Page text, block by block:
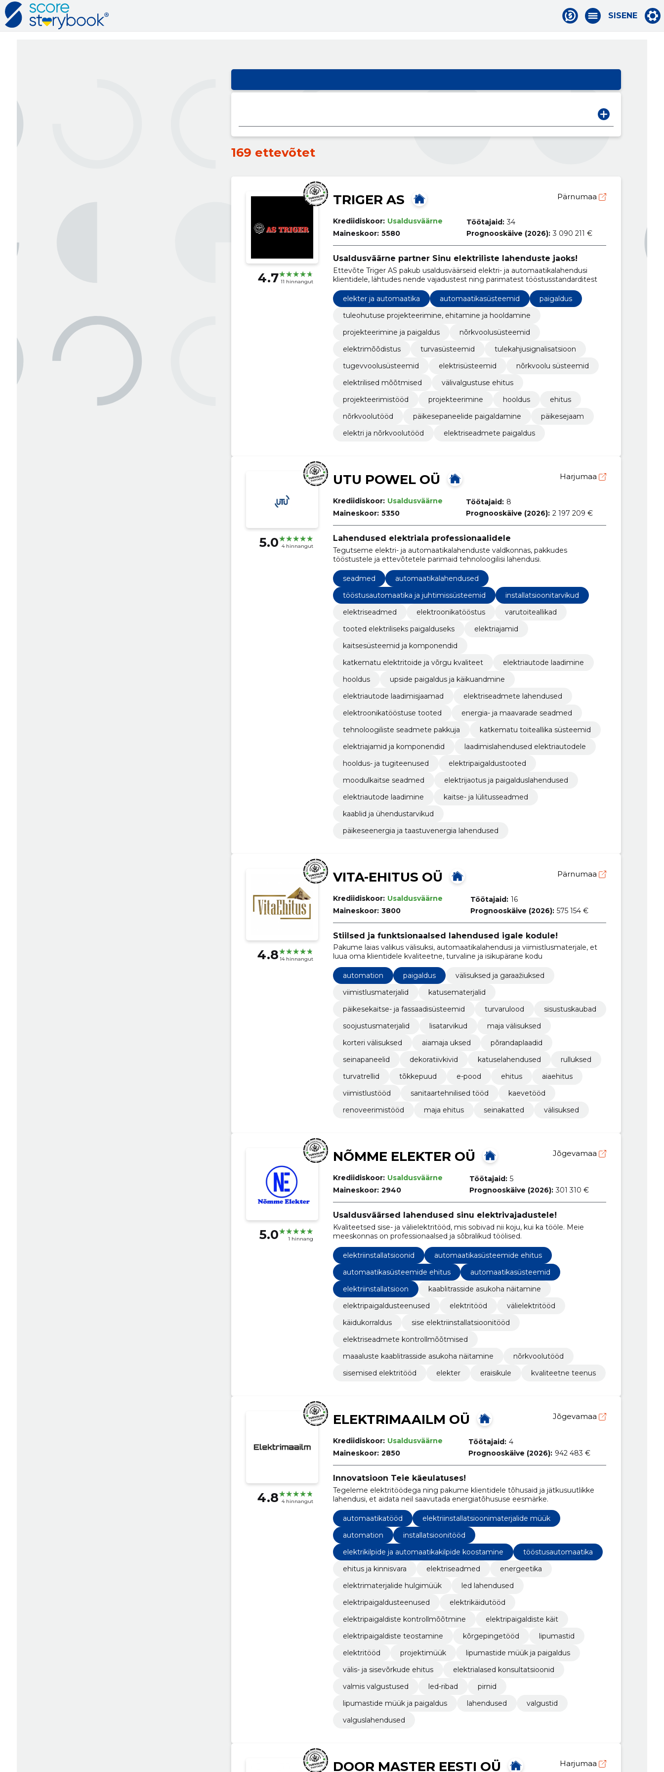
SISENE
169 ettevõtet
4.7 11 hinnangut
TRIGER AS Pärnumaa
Krediidiskoor: Usaldusväärne
Maineskoor: 5580
Töötajaid: 34
Prognooskäive (2026): 3 090 211 €
Usaldusväärne partner Sinu elektriliste lahenduste jaoks!
Ettevõte Triger AS pakub usaldusväärseid elektri- ja automaatikalahendusi
klientidele, lähtudes nende vajadustest ning parimatest tööstusstandarditest
elekter ja automaatika automaatikasüsteemid
paigaldus
tuleohutuse projekteerimine, ehitamine ja hooldamine
projekteerimine ja paigaldus
nõrkvoolusüsteemid
elektrimõõdistus
turvasüsteemid
tulekahjusignalisatsioon
tugevvoolusüsteemid
elektrisüsteemid
nõrkvoolu süsteemid
elektrilised mõõtmised
välivalgustuse ehitus
projekteerimistööd
projekteerimine hooldus
ehitus
nõrkvoolutööd
päikesepaneelide paigaldamine
päikesejaam
elektri ja nõrkvoolutööd
elektriseadmete paigaldus
5.0 4 hinnangut
UTU POWEL OÜ Harjumaa
Krediidiskoor: Usaldusväärne
Maineskoor: 5350
Töötajaid: 8
Prognooskäive (2026): 2 197 209 €
Lahendused elektriala professionaalidele
Tegutseme elektri- ja automaatikalahenduste valdkonnas, pakkudes
tööstustele ja ettevõtetele parimaid tehnoloogilisi lahendusi.
seadmed
automaatikalahendused
tööstusautomaatika ja juhtimissüsteemid
installatsioonitarvikud
elektriseadmed
elektroonikatööstus
varutoiteallikad
tooted elektriliseks paigalduseks
elektriajamid
kaitsesüsteemid ja komponendid
katkematu elektritoide ja võrgu kvaliteet
elektriautode laadimine
hooldus
upside paigaldus ja käikuandmine
elektriautode laadimisjaamad
elektriseadmete lahendused
elektroonikatööstuse tooted
energia- ja maavarade seadmed
tehnoloogiliste seadmete pakkuja
katkematu toiteallika süsteemid
elektriajamid ja komponendid
laadimislahendused elektriautodele
hooldus- ja tugiteenused
elektripaigaldustooted
moodulkaitse seadmed
elektrijaotus ja paigalduslahendused
elektriautode laadimine
kaitse- ja lülitusseadmed
kaablid ja ühendustarvikud
päikeseenergia ja taastuvenergia lahendused
4.8 14 hinnangut
VITA-EHITUS OÜ Pärnumaa
Krediidiskoor: Usaldusväärne
Maineskoor: 3800
Töötajaid: 16
Prognooskäive (2026): 575 154 €
Stiilsed ja funktsionaalsed lahendused igale kodule!
Pakume laias valikus välisuksi, automaatikalahendusi ja viimistlusmaterjale, et
luua oma klientidele kvaliteetne, turvaline ja isikupärane kodu
automation paigaldus
välisuksed ja garaažiuksed
viimistlusmaterjalid
katusematerjalid
päikesekaitse- ja fassaadisüsteemid
turvarulood
sisustuskaubad
soojustusmaterjalid
lisatarvikud
maja välisuksed
korteri välisuksed
aiamaja uksed
põrandaplaadid
seinapaneelid
dekoratiivkivid katuselahendused
rulluksed
turvatrellid
tõkkepuud e-pood ehitus
aiaehitus
viimistlustööd
sanitaartehnilised tööd
kaevetööd
renoveerimistööd
maja ehitus seinakatted välisuksed
5.0 1 hinnang
NÕMME ELEKTER OÜ Jõgevamaa
Krediidiskoor: Usaldusväärne
Maineskoor: 2940
Töötajaid: 5
Prognooskäive (2026): 301 310 €
Usaldusväärsed lahendused sinu elektrivajadustele!
Kvaliteetsed sise- ja välielektritööd, mis sobivad nii koju, kui ka tööle. Meie
meeskonnas on professionaalsed ja sõbralikud töölised.
elektriinstallatsioonid
automaatikasüsteemide ehitus
automaatikasüsteemide ehitus
automaatikasüsteemid
elektriinstallatsioon
kaablitrasside asukoha näitamine
elektripaigaldusteenused
elektritööd
välielektritööd
käidukorraldus
sise elektriinstallatsioonitööd
elektriseadmete kontrollmõõtmised
maaaluste kaablitrasside asukoha näitamine
nõrkvoolutööd
sisemised elektritööd
elekter eraisikule kvaliteetne teenus
4.8 4 hinnangut
ELEKTRIMAAILM OÜ Jõgevamaa
Krediidiskoor: Usaldusväärne
Maineskoor: 2850
Töötajaid: 4
Prognooskäive (2026): 942 483 €
Innovatsioon Teie käeulatuses!
Tegeleme elektritöödega ning pakume klientidele tõhusaid ja jätkusuutlikke
lahendusi, et aidata neil saavutada energiatõhususe eesmärke.
automaatikatööd
elektriinstallatsioonimaterjalide müük
automation
installatsioonitööd
elektrikilpide ja automaatikakilpide koostamine
tööstusautomaatika
ehitus ja kinnisvara
elektriseadmed
energeetika
elektrimaterjalide hulgimüük
led lahendused
elektripaigaldusteenused
elektrikäidutööd
elektripaigaldiste kontrollmõõtmine
elektripaigaldiste käit
elektripaigaldiste teostamine
kõrgepingetööd
lipumastid
elektritööd
projektimüük
lipumastide müük ja paigaldus
välis- ja sisevõrkude ehitus
elektrialased konsultatsioonid
valmis valgustused
led-ribad
pirnid
lipumastide müük ja paigaldus
lahendused
valgustid
valguslahendused
DOOR MASTER EESTI OÜ Harjumaa